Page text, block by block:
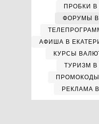
ПРОБКИ В
ФОРУМЫ В
АФИША В
КУРСЫ
ТУРИЗМ В
ПРОМОКОДЫ
РЕКЛАМА